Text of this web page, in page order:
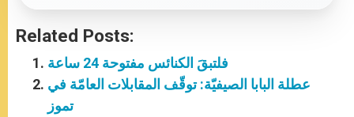
Related Posts:
فلتبقَ الكنائس مفتوحة 24 ساعة
عطلة البابا الصيفيّة: توقّف المقابلات العامّة في
تموز